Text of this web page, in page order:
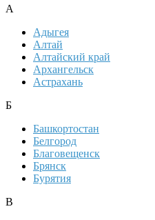
А
Адыгея
Алтай
Алтайский край
Архангельск
Астрахань
Б
Башкортостан
Белгород
Благовещенск
Брянск
Бурятия
В